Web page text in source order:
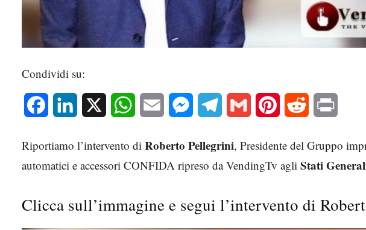
Condividi su:
Facebook LinkedIn WhatsAppEmail MessengerTelegram Gmail Pinterest Reddit
Riportiamo l’intervento di Roberto Pellegrini, Presidente del Gruppo
automatici e accessori CONFIDA ripreso da VendingTv agli Stati
Clicca sull’immagine e segui l’intervento di